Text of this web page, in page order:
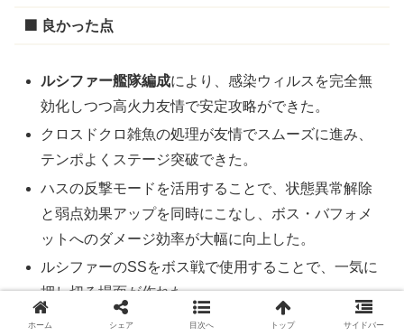
🟩 良かった点
ルシファー艦隊編成により、感染ウィルスを完全無
効化しつつ高火力友情で安定攻略ができた。
クロスドクロ雑魚の処理が友情でスムーズに進み、
テンポよくステージ突破できた。
ハスの反撃モードを活用することで、状態異常解除
と弱点効果アップを同時にこなし、ボス・バフォメ
ットへのダメージ効率が大幅に向上した。
ルシファーのSSをボス戦で使用することで、一気に
押し切る場面が作れた。
ホーム シェア 目次へ トップ サイドバー